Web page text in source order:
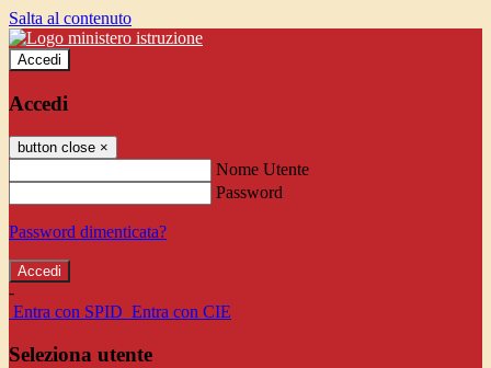
Salta al contenuto
Accedi
Accedi
button close ×
Nome Utente
Password
Password dimenticata?
-
Entra con SPID Entra con CIE
Seleziona utente